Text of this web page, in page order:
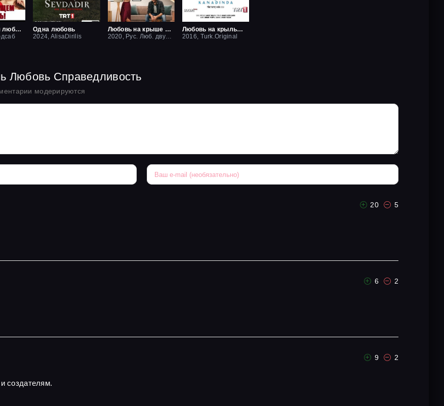
Срочно ищем любовь
Одна любовь
2024, AlisaDirilis
Любовь на крыше / Чердак любви
2020, Рус. Люб. двухголосый
Любовь на крыльях птицы
2016, Turk.Original
Любовь Справедливость
модерируются
20 5
6 2
9 2
создателям.